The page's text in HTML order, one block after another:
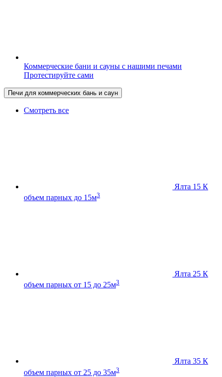
Коммерческие бани и сауны с нашими печами
Протестируйте сами
Печи для коммерческих бань и саун
Смотреть все
Ялта 15 К
объем парных до 15м3
Ялта 25 К
объем парных от 15 до 25м3
Ялта 35 К
объем парных от 25 до 35м3